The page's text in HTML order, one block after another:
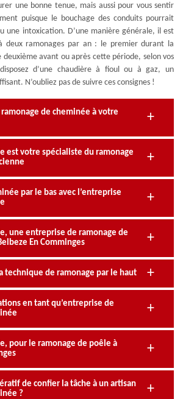
une bonne tenue, mais aussi pour vous sentir
puisque le bouchage des conduits pourrait
une intoxication. D’une manière générale, il est
deux ramonages par an : le premier durant la
avant ou après cette période, selon vos
d’une chaudière à fioul ou à gaz, un
N’oubliez pas de suivre ces consignes !
de cheminée à votre
est votre spécialiste du ramonage
par le bas avec l’entreprise
une entreprise de ramonage de
En Comminges
technique de ramonage par le haut
en tant qu’entreprise de
pour le ramonage de poêle à
de confier la tâche à un artisan
?